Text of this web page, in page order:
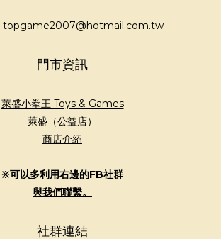
topgame2007@hotmail.com.tw
門市資訊
萊盛小拳王 Toys & Games
萊盛（公益店）
商店介紹
※可以多利用右邊的FB社群
與我們聯繫。
社群連結